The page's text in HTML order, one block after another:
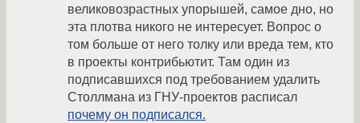
великовозрастных упорышей, самое дно, но
эта плотва никого не интересует. Вопрос о
том больше от него толку или вреда тем, кто
в проекты контрибьютит. Там один из
подписавшихся под требованием удалить
Столлмана из ГНУ-проектов расписал
почему он подписался.